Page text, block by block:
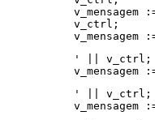
v_ctrl;
v_mensagem
' || v_ctrl;
v_mensagem
' || v_ctrl;
v_mensagem